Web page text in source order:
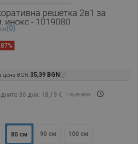
решетка 2в1 за
инокс - 1019080
(0)
цена BGN:35,39 BGN
30 дни: 18,19 € / 35,39 BGN
80 см 90 см 100 см